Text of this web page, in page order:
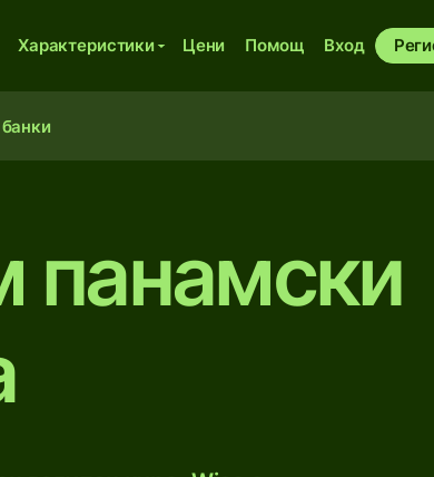
Характеристики Цени Помощ Вход
панамски